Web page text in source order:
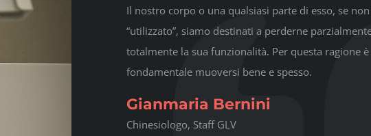
Il nostro corpo o una qualsiasi parte di esso, se
“utilizzato”, siamo destinati a perderne
totalmente la sua funzionalità. Per questa ragione è
fondamentale muoversi bene e spesso.
Gianmaria Bernini
Chinesiologo, Staff GLV